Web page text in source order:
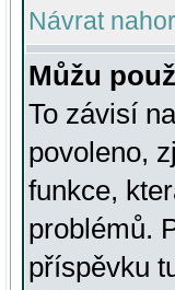
Návrat
Můžu
To závisí
povoleno,
funkce,
problémů.
příspěvku